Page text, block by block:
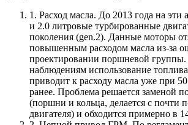
1. Расход масла. До 2013 года на эти
и 2.0 литровые турбированные
поколения (gen.2). Данные моторы
повышенным расходом масла из-за
проектировании поршневой
наблюдениям использование
приводит к расходу масла уже при
ранее. Проблема решается заменой
(поршни и кольца, делается с почти
двигателя) и обходится примерно в